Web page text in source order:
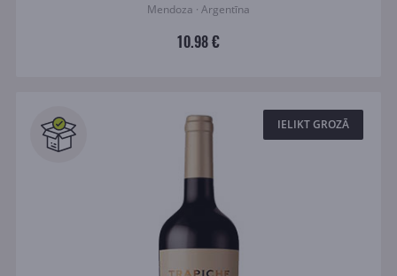
Mendoza · Argentīna
10.98 €
IELIKT GROZĀ